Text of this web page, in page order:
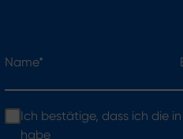
Ich bestätige, dass ich die
habe